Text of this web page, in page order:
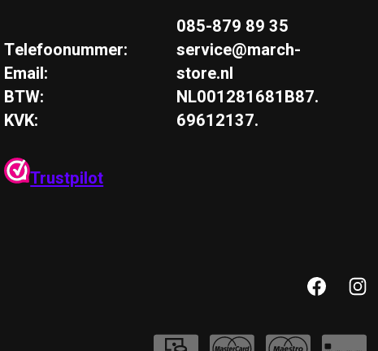
Telefoonummer:
Email:
BTW:
KVK:
085-879 89 35
service@march-
store.nl
NL001281681B87.
69612137.
Trustpilot